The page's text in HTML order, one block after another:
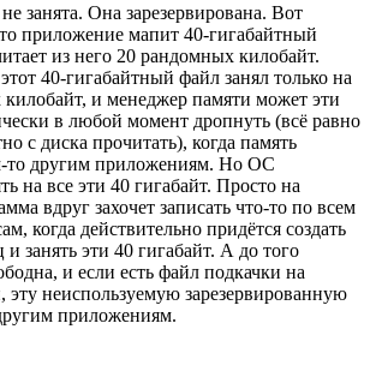
занята. Она зарезервирована. Вот
то приложение мапит 40-гигабайтный
из него 20 рандомных килобайт.
40-гигабайтный файл занял только на
и менеджер памяти может эти
в любой момент дропнуть (всё равно
с диска прочитать), когда память
то другим приложениям. Но ОС
на все эти 40 гигабайт. Просто на
вдруг захочет записать что-то по всем
когда действительно придётся создать
занять эти 40 гигабайт. А до того
и если есть файл подкачки на
эту неиспользуемую зарезервированную
приложениям.